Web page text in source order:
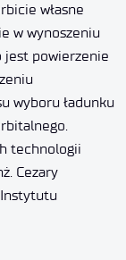
własne
w wynoszeniu
jest powierzenie
wyboru ładunku
technologii
Cezary